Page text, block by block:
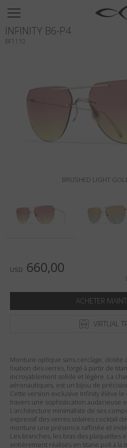
SUN
OPTICAL
TITANIUM
SHOPS
Liste de souhaitsBRUSHED LIGHT
USD 660,00
ACHETER
VIRTUAL
Monture optique sans cerclage, dotée
fixation des verres, forgé à partir de
incroyablement solide et légère. La
aéronautiques, est un bijou de
Cette version exclusive Infinity élève
travers une sophistication audacieuse
L’architecture minimaliste de ses
expressif des verres solaires cocktail
monture une présence raffinée et
Les branches, les bras des plaquettes
entièrement réalisés en titane poli à la
INFINITY B6-P4
BF1110